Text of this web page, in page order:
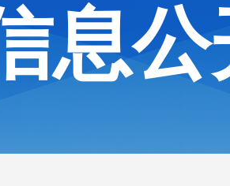
息公